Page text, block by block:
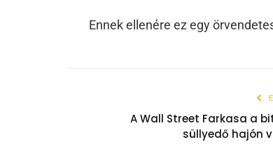
Ennek ellenére ez egy
A Wall Street Farkasa a
süllyedő hajón